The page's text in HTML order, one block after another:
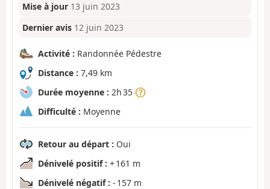
Mise à jour 13 juin 2023
Dernier avis 12 juin 2023
Activité : Randonnée Pédestre
Distance : 7,49 km
Durée moyenne : 2h 35
Difficulté : Moyenne
Retour au départ : Oui
Dénivelé positif : + 161 m
Dénivelé négatif : - 157 m